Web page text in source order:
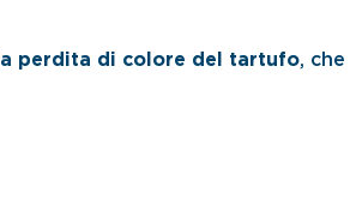
perdita di colore del tartufo, che